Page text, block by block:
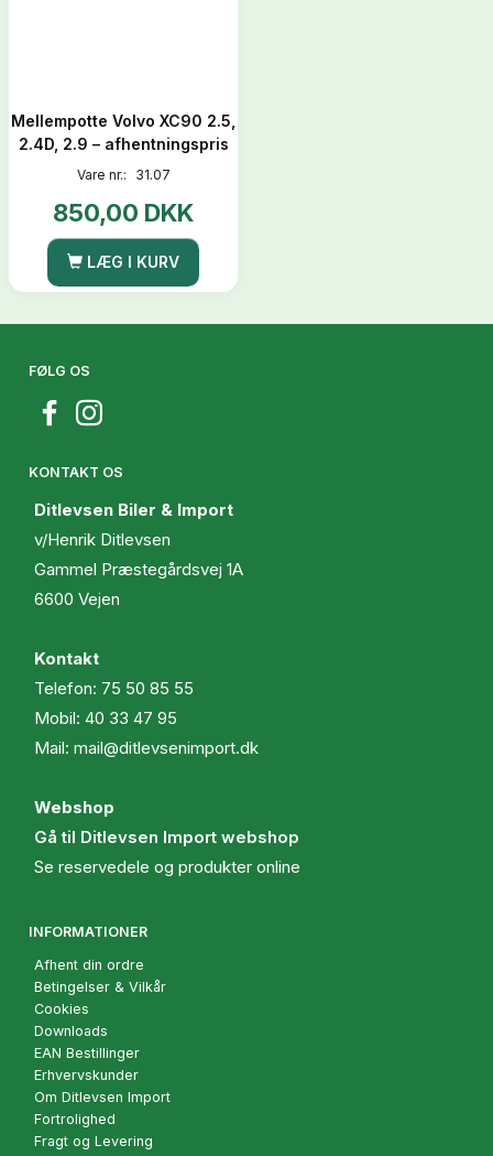
Mellempotte Volvo XC90 2.5,
2.4D, 2.9 – afhentningspris
Vare nr.: 31.07
850,00 DKK
LÆG I KURV
FØLG OS
KONTAKT OS
Ditlevsen Biler & Import
v/Henrik Ditlevsen
Gammel Præstegårdsvej 1A
6600 Vejen
Kontakt
Telefon: 75 50 85 55
Mobil: 40 33 47 95
Mail: mail@ditlevsenimport.dk
Webshop
Gå til Ditlevsen Import webshop
Se reservedele og produkter online
INFORMATIONER
Afhent din ordre
Betingelser & Vilkår
Cookies
Downloads
EAN Bestillinger
Erhvervskunder
Om Ditlevsen Import
Fortrolighed
Fragt og Levering